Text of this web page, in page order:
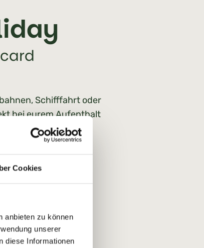
Cookies
anbieten zu können
unserer
diese Informationen
Schifffahrt oder
bei eurem Aufenthalt